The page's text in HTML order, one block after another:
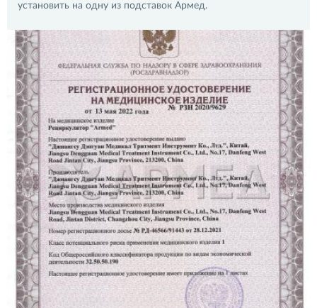
установить на одну из подставок Армед.